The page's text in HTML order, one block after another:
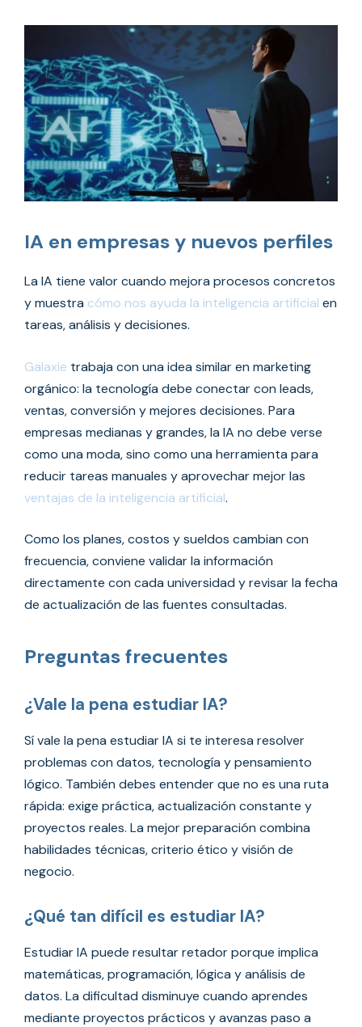
IA en empresas y nuevos perfiles
La IA tiene valor cuando mejora procesos concretos
y muestra cómo nos ayuda la inteligencia artificial en
tareas, análisis y decisiones.
Galaxie trabaja con una idea similar en marketing
orgánico: la tecnología debe conectar con leads,
ventas, conversión y mejores decisiones. Para
empresas medianas y grandes, la IA no debe verse
como una moda, sino como una herramienta para
reducir tareas manuales y aprovechar mejor las
ventajas de la inteligencia artificial.
Como los planes, costos y sueldos cambian con
frecuencia, conviene validar la información
directamente con cada universidad y revisar la fecha
de actualización de las fuentes consultadas.
Preguntas frecuentes
¿Vale la pena estudiar IA?
Sí vale la pena estudiar IA si te interesa resolver
problemas con datos, tecnología y pensamiento
lógico. También debes entender que no es una ruta
rápida: exige práctica, actualización constante y
proyectos reales. La mejor preparación combina
habilidades técnicas, criterio ético y visión de
negocio.
¿Qué tan difícil es estudiar IA?
Estudiar IA puede resultar retador porque implica
matemáticas, programación, lógica y análisis de
datos. La dificultad disminuye cuando aprendes
mediante proyectos prácticos y avanzas paso a